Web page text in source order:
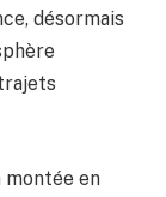
désormais
en